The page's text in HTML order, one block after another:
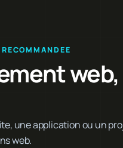
une application ou un
web.